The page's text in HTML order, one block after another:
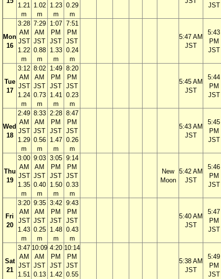
1.21
m
1.02
m
1.23
m
0.29
m
JST
Mon
16
3:28
AM
JST
1.22
m
7:29
AM
JST
0.88
m
1:07
PM
JST
1.33
m
7:51
PM
JST
0.24
m
5:47 AM
JST
5:43
PM
JST
Tue
17
3:12
AM
JST
1.24
m
8:02
AM
JST
0.73
m
1:49
PM
JST
1.41
m
8:20
PM
JST
0.23
m
5:45 AM
JST
5:44
PM
JST
Wed
18
2:49
AM
JST
1.29
m
8:33
AM
JST
0.56
m
2:28
PM
JST
1.47
m
8:47
PM
JST
0.26
m
5:43 AM
JST
5:45
PM
JST
Thu
19
3:00
AM
JST
1.35
m
9:03
AM
JST
0.40
m
3:05
PM
JST
1.50
m
9:14
PM
JST
0.33
m
New
Moon
5:42 AM
JST
5:46
PM
JST
Fri
20
3:20
AM
JST
1.43
m
9:35
AM
JST
0.25
m
3:42
PM
JST
1.48
m
9:43
PM
JST
0.43
m
5:40 AM
JST
5:47
PM
JST
Sat
21
3:47
AM
JST
1.51
10:09
AM
JST
0.13
4:20
PM
JST
1.42
10:14
PM
JST
0.55
5:38 AM
JST
5:49
PM
JST